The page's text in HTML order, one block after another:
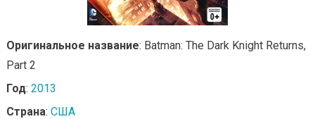
Оригинальное название: Batman: The Dark Knight Returns,
Part 2
Год: 2013
Страна: США